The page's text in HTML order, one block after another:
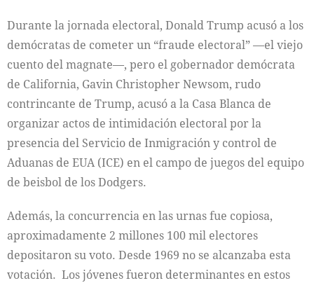
Durante la jornada electoral, Donald Trump acusó a los
demócratas de cometer un “fraude electoral” —el viejo
cuento del magnate—, pero el gobernador demócrata
de California, Gavin Christopher Newsom, rudo
contrincante de Trump, acusó a la Casa Blanca de
organizar actos de intimidación electoral por la
presencia del Servicio de Inmigración y control de
Aduanas de EUA (ICE) en el campo de juegos del equipo
de beisbol de los Dodgers.
Además, la concurrencia en las urnas fue copiosa,
aproximadamente 2 millones 100 mil electores
depositaron su voto. Desde 1969 no se alcanzaba esta
votación. Los jóvenes fueron determinantes en estos